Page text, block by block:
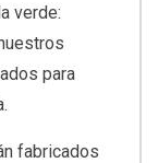
verde:
para
fabricados